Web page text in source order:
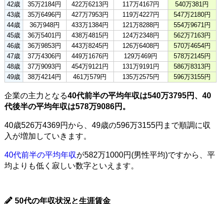
42歳
35万2184円 422万6213円 117万4167円
540万381円
43歳
35万6496円 427万7953円 119万4227円
547万2180円
44歳
36万948円 433万1384円 121万8288円
554万9671円
45歳
36万5401円 438万4815円 124万2348円
562万7163円
46歳
36万9853円 443万8245円 126万6408円
570万4654円
47歳
37万4306円 449万1676円 129万469円
578万2145円
48歳
37万9093円 454万9121円 131万9191円
586万8313円
49歳
38万4214円 461万579円 135万2575円 596万3155円
企業の主力となる40代前半の平均年収は540万3795円、40
代後半の平均年収は578万9086円。
40歳526万4369円から、49歳の596万3155円まで順調に収
入が増加していきます。
40代前半の平均年収が582万1000円(男性平均)ですから、平
均よりも低く寂しい数字といえます。
50代の年収状況と生涯賃金